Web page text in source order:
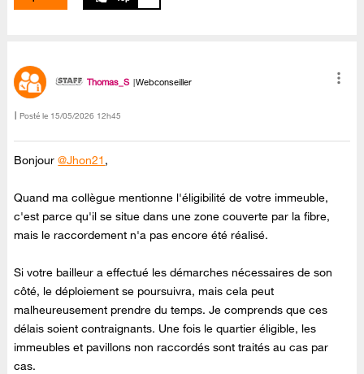
Thomas_S Webconseiller
Posté le ‎15/05/2026 12h45
Bonjour@Jhon21 ,
Quand ma collègue mentionne l'éligibilité de votre immeuble,
c'est parce qu'il se situe dans une zone couverte par la fibre,
mais le raccordement n'a pas encore été réalisé.
Si votre bailleur a effectué les démarches nécessaires de son
côté, le déploiement se poursuivra, mais cela peut
malheureusement prendre du temps. Je comprends que ces
délais soient contraignants. Une fois le quartier éligible, les
immeubles et pavillons non raccordés sont traités au cas par
cas.